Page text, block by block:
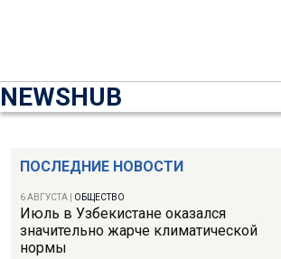
NEWSHUB
ПОСЛЕДНИЕ НОВОСТИ
6 АВГУСТА ОБЩЕСТВО
Июль в Узбекистане оказался
значительно жарче климатической
нормы